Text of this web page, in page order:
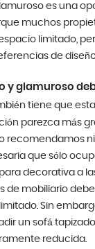
es una
muchos
limitado,
de
y glamuroso
tiene que
parezca más
recomendamos
que sólo
decorativa a
de mobiliario
Sin
un sofá
reducida.